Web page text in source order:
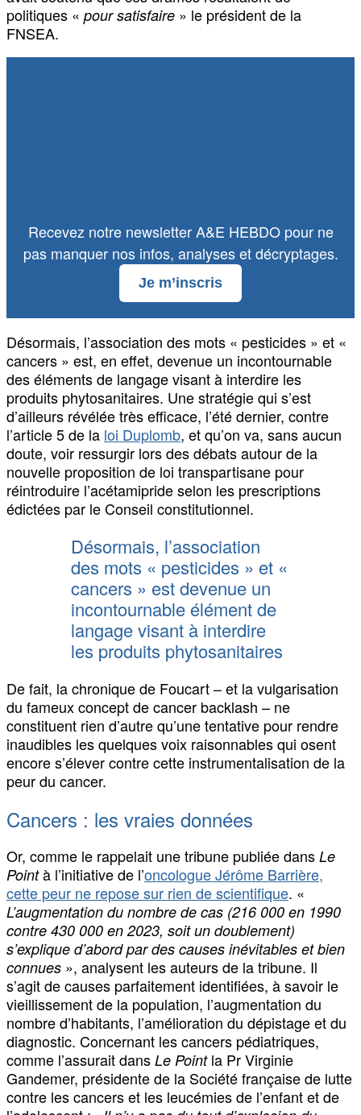
politiques « pour satisfaire » le président de la
FNSEA.
Recevez notre newsletter A&E HEBDO pour ne
pas manquer nos infos, analyses et décryptages.
Je m’inscris
Désormais, l’association des mots « pesticides » et «
cancers » est, en effet, devenue un incontournable
des éléments de langage visant à interdire les
produits phytosanitaires. Une stratégie qui s’est
d’ailleurs révélée très efficace, l’été dernier, contre
l’article 5 de la loi Duplomb, et qu’on va, sans aucun
doute, voir ressurgir lors des débats autour de la
nouvelle proposition de loi transpartisane pour
réintroduire l’acétamipride selon les prescriptions
édictées par le Conseil constitutionnel.
Désormais, l’association
des mots « pesticides » et «
cancers » est devenue un
incontournable élément de
langage visant à interdire
les produits phytosanitaires
De fait, la chronique de Foucart – et la vulgarisation
du fameux concept de cancer backlash – ne
constituent rien d’autre qu’une tentative pour rendre
inaudibles les quelques voix raisonnables qui osent
encore s’élever contre cette instrumentalisation de la
peur du cancer.
Cancers : les vraies données
Or, comme le rappelait une tribune publiée dans Le
Pointà l’initiative de l’oncologue Jérôme Barrière,
cette peur ne repose sur rien de scientifique. «
L’augmentation du nombre de cas (216 000 en 1990
contre 430 000 en 2023, soit un doublement)
s’explique d’abord par des causes inévitables et bien
connues », analysent les auteurs de la tribune. Il
s’agit de causes parfaitement identifiées, à savoir le
vieillissement de la population, l’augmentation du
nombre d’habitants, l’amélioration du dépistage et du
diagnostic. Concernant les cancers pédiatriques,
comme l’assurait dans Le Pointla Pr Virginie
Gandemer, présidente de la Société française de lutte
contre les cancers et les leucémies de l’enfant et de